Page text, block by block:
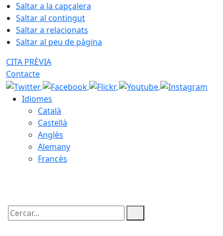
Saltar a la capçalera
Saltar al contingut
Saltar a relacionats
Saltar al peu de pàgina
CITA PRÈVIA
Contacte
Idiomes
Català
Castellà
Anglès
Alemany
Francès
Cercar: